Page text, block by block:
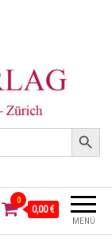
Search Button
MENÜ
0
0,00 €